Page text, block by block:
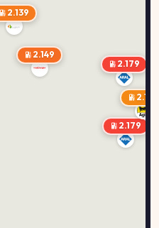
2.179
2.179
2.139
2.129
2.149